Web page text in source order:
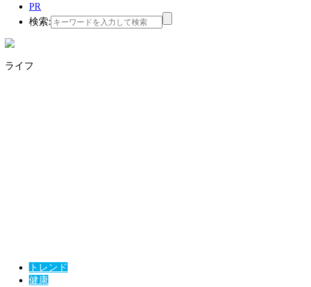
PR
検索:
ライフ
トレンド
健康